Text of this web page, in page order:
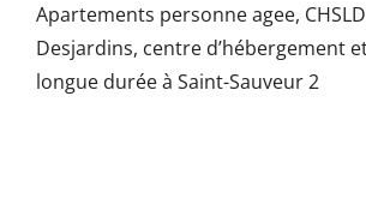
Apartements personne agee,
Desjardins, centre d’hébergement
longue durée à Saint-Sauveur 2